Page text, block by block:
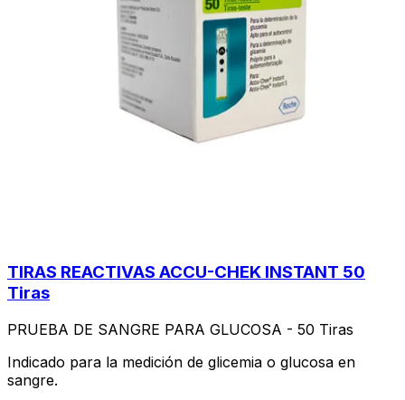
TIRAS REACTIVAS ACCU-CHEK INSTANT 50
Tiras
PRUEBA DE SANGRE PARA GLUCOSA - 50 Tiras
Indicado para la medición de glicemia o glucosa en
sangre.